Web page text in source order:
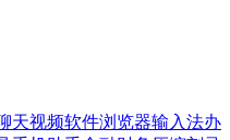
天视频软件浏览器输入法办